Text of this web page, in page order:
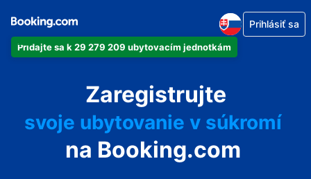
Pridajte sa k 29 279 209 ubytovacím jednotkám
Prihlásiť sa
Zaregistrujte
svoj hotel
svoje ubytovanie v súkromí
svoj penzión
na Booking.com